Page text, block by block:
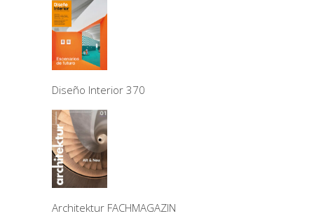
Diseño Interior 370
Architektur FACHMAGAZIN